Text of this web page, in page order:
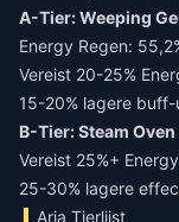
A-Tier: Weeping
Energy Regen:
Vereist 20-25%
15-20% lagere
B-Tier: Steam Oven
Vereist 25%+
25-30% lagere
Aria Tierlijst